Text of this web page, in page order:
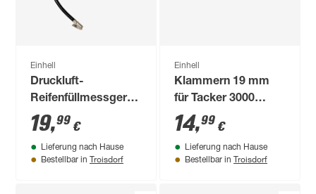
Einhell
Druckluft-
Reifenfüllmessgerät
8 bar
19,99 €
Lieferung nach Hause
Bestellbar in Troisdorf
Einhell
Klammern 19 mm
für Tacker 3000
Stück
14,99 €
Lieferung nach Hause
Bestellbar in Troisdorf